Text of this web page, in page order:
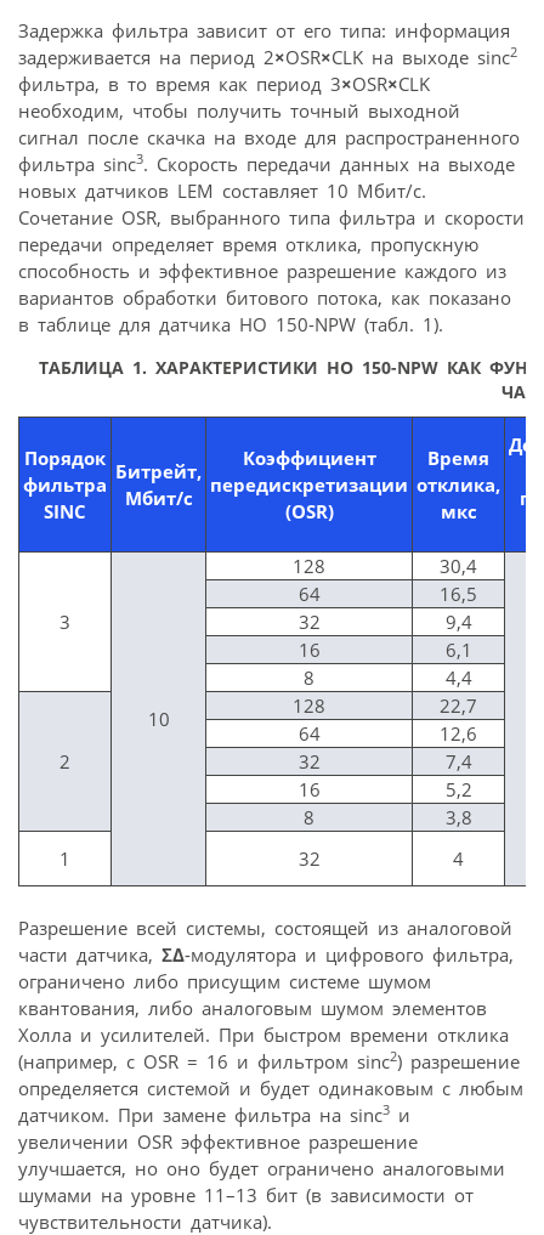
Задержка фильтра зависит от его типа: информация
задерживается на период 2×OSR×CLK на выходе sinc2
фильтра, в то время как период 3×OSR×CLK
необходим, чтобы получить точный выходной
сигнал после скачка на входе для распространенного
фильтра sinc3. Скорость передачи данных на выходе
новых датчиков LEM составляет 10 Мбит/с.
Сочетание OSR, выбранного типа фильтра и скорости
передачи определяет время отклика, пропускную
способность и эффективное разрешение каждого из
вариантов обработки битового потока, как показано
в таблице для датчика НО 150-NPW (табл. 1).
ТАБЛИЦА 1. ХАРАКТЕРИСТИКИ HO 150-NPW КАК
Порядок
фильтра
SINC
Битрейт,
Мбит/с
Коэффициент
передискретизации
(OSR)
Время
отклика,
мкс
3
10
128
30,4
64
16,5
32
9,4
16
6,1
8
4,4
2
128
22,7
64
12,6
32
7,4
16
5,2
8
3,8
1
32 4
Разрешение всей системы, состоящей из аналоговой
части датчика, Ʃ∆-модулятора и цифрового фильтра,
ограничено либо присущим системе шумом
квантования, либо аналоговым шумом элементов
Холла и усилителей. При быстром времени отклика
(например, с OSR = 16 и фильтром sinc2) разрешение
определяется системой и будет одинаковым с любым
датчиком. При замене фильтра на sinc3 и
увеличении OSR эффективное разрешение
улучшается, но оно будет ограничено аналоговыми
шумами на уровне 11–13 бит (в зависимости от
чувствительности датчика).